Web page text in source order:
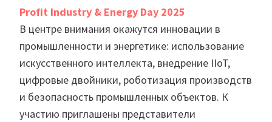
Profit Industry & Energy Day 2025
В центре внимания окажутся инновации в
промышленности и энергетике: использование
искусственного интеллекта, внедрение IIoT,
цифровые двойники, роботизация производств
и безопасность промышленных объектов. К
участию приглашены представители